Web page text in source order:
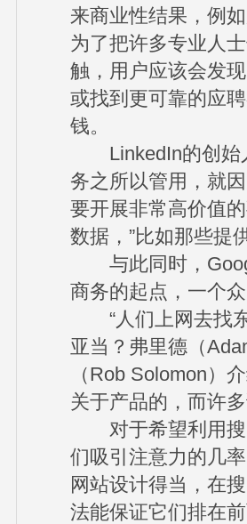
来商业性结果，例
为了把许多专业人
触，用户应该会发
或找到更可靠的应
钱。
LinkedIn的创始
务之所以管用，就
要开展非常高价值
数据，”比如那些提
与此同时，
商务的起点，一个
“人们上网去找东
亚当？弗里德（
（Rob Solomon）
关于产品的，而许
对于希望利用搜
们吸引注意力的几
网站设计得当，在
法能保证它们排在